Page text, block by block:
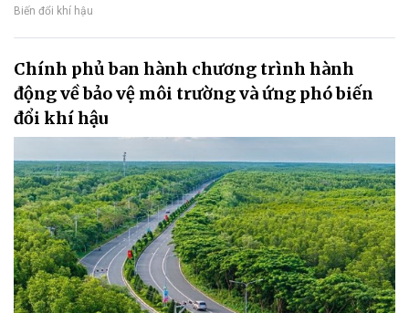
Biến đổi khí hậu
Chính phủ ban hành chương trình hành
động về bảo vệ môi trường và ứng phó biến
đổi khí hậu